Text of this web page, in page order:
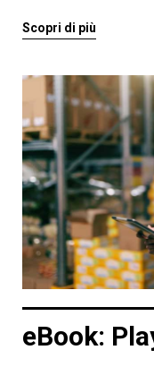
Scopri di più
eBook: